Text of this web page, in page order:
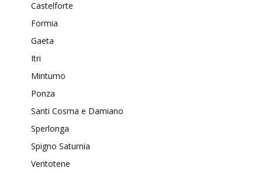
Castelforte
Formia
Gaeta
Itri
Minturno
Ponza
Santi Cosma e Damiano
Sperlonga
Spigno Saturnia
Ventotene